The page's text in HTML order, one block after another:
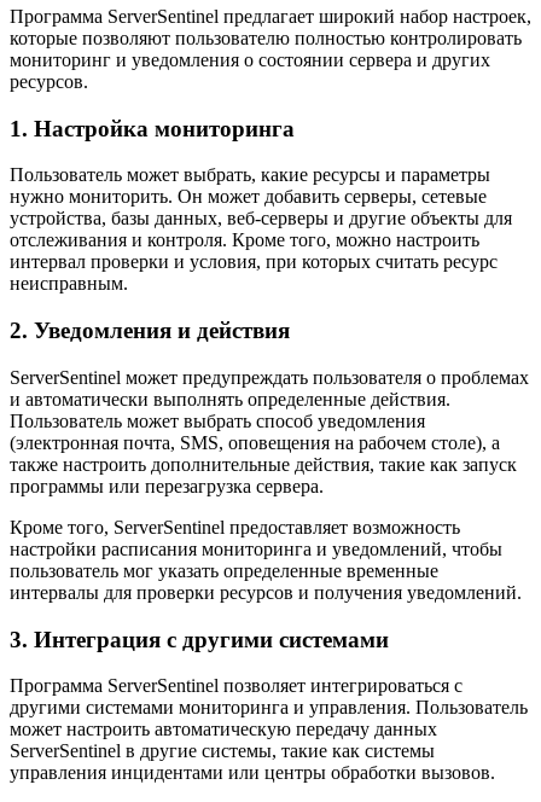
Программа ServerSentinel предлагает широкий набор настроек,
которые позволяют пользователю полностью контролировать
мониторинг и уведомления о состоянии сервера и других
ресурсов.
1. Настройка мониторинга
Пользователь может выбрать, какие ресурсы и параметры
нужно мониторить. Он может добавить серверы, сетевые
устройства, базы данных, веб-серверы и другие объекты для
отслеживания и контроля. Кроме того, можно настроить
интервал проверки и условия, при которых считать ресурс
неисправным.
2. Уведомления и действия
ServerSentinel может предупреждать пользователя о проблемах
и автоматически выполнять определенные действия.
Пользователь может выбрать способ уведомления
(электронная почта, SMS, оповещения на рабочем столе), а
также настроить дополнительные действия, такие как запуск
программы или перезагрузка сервера.
Кроме того, ServerSentinel предоставляет возможность
настройки расписания мониторинга и уведомлений, чтобы
пользователь мог указать определенные временные
интервалы для проверки ресурсов и получения уведомлений.
3. Интеграция с другими системами
Программа ServerSentinel позволяет интегрироваться с
другими системами мониторинга и управления. Пользователь
может настроить автоматическую передачу данных
ServerSentinel в другие системы, такие как системы
управления инцидентами или центры обработки вызовов.